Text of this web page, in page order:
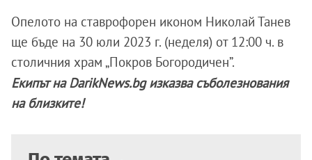
Опелото на ставрофорен иконом Николай Танев
ще бъде на 30 юли 2023 г. (неделя) от 12:00 ч. в
столичния храм „Покров Богородичен”.
Екипът на DarikNews.bg изказва съболезнования
на близките!